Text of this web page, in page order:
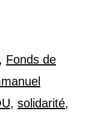
, Fonds de
, solidarité,